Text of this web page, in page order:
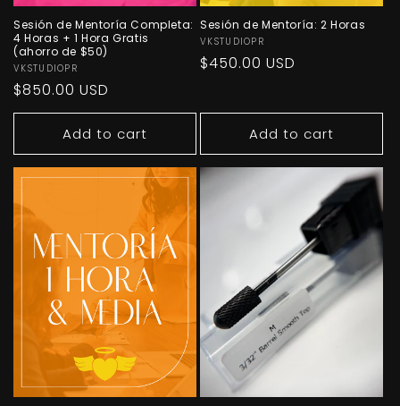
Sesión de Mentoría Completa:
4 Horas + 1 Hora Gratis
(ahorro de $50)
Vendor:
VKSTUDIOPR
Regular
price
$850.00 USD
Add to cart
Sesión de Mentoría: 2 Horas
Vendor:
VKSTUDIOPR
Regular
$450.00 USD
Add to cart